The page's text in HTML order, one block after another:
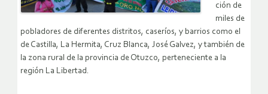
ción de
miles de
pobladores de diferentes distritos, caseríos, y barrios como el
de Castilla, La Hermita, Cruz Blanca, José Galvez, y también de
la zona rural de la provincia de Otuzco, perteneciente a la
región La Libertad.